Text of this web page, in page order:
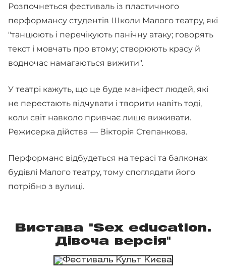
Розпочнеться фестиваль із пластичного
перформансу студентів Школи Малого театру, які
"танцюють і перечікують панічну атаку; говорять
текст і мовчать про втому; створюють красу й
водночас намагаються вижити".
У театрі кажуть, що це буде маніфест людей, які
не перестають відчувати і творити навіть тоді,
коли світ навколо привчає лише виживати.
Режисерка дійства — Вікторія Степанкова.
Перформанс відбудеться на терасі та балконах
будівлі Малого театру, тому споглядати його
потрібно з вулиці.
Вистава "Sex education.
Дівоча версія"